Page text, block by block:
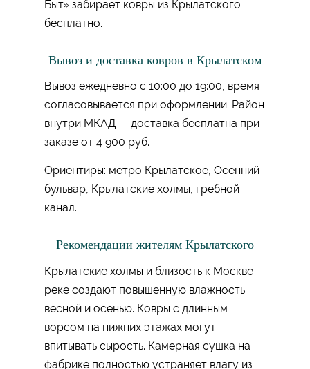
Быт» забирает ковры из Крылатского
бесплатно.
Вывоз и доставка ковров в Крылатском
Вывоз ежедневно с 10:00 до 19:00, время
согласовывается при оформлении. Район
внутри МКАД — доставка бесплатна при
заказе от 4 900 руб.
Ориентиры: метро Крылатское, Осенний
бульвар, Крылатские холмы, гребной
канал.
Рекомендации жителям Крылатского
Крылатские холмы и близость к Москве-
реке создают повышенную влажность
весной и осенью. Ковры с длинным
ворсом на нижних этажах могут
впитывать сырость. Камерная сушка на
фабрике полностью устраняет влагу из